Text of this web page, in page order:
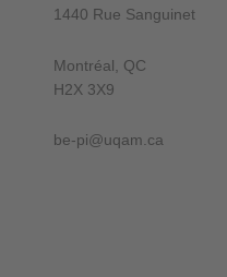
1440 Rue Sanguinet
Montréal, QC
H2X 3X9
be-pi@uqam.ca